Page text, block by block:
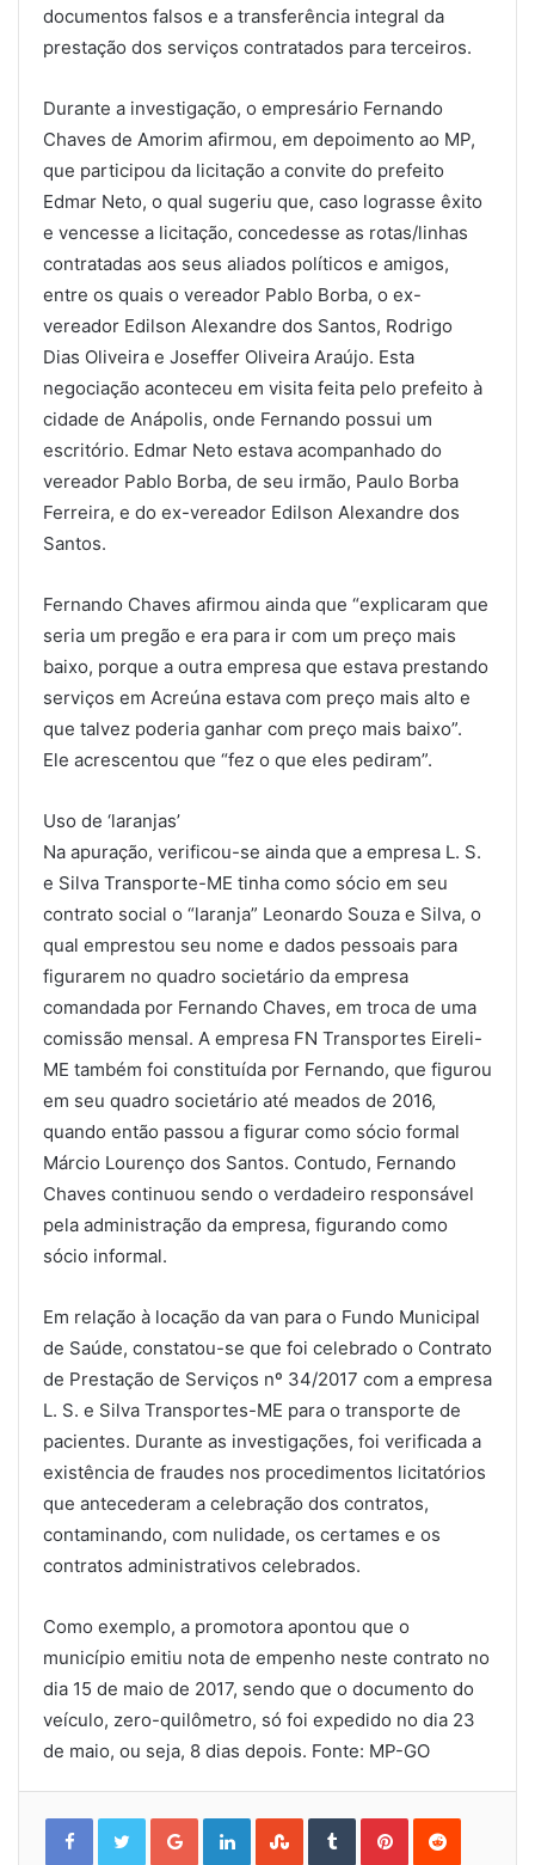
documentos falsos e a transferência integral da
prestação dos serviços contratados para terceiros.
Durante a investigação, o empresário Fernando
Chaves de Amorim afirmou, em depoimento ao MP,
que participou da licitação a convite do prefeito
Edmar Neto, o qual sugeriu que, caso lograsse êxito
e vencesse a licitação, concedesse as rotas/linhas
contratadas aos seus aliados políticos e amigos,
entre os quais o vereador Pablo Borba, o ex-
vereador Edilson Alexandre dos Santos, Rodrigo
Dias Oliveira e Joseffer Oliveira Araújo. Esta
negociação aconteceu em visita feita pelo prefeito à
cidade de Anápolis, onde Fernando possui um
escritório. Edmar Neto estava acompanhado do
vereador Pablo Borba, de seu irmão, Paulo Borba
Ferreira, e do ex-vereador Edilson Alexandre dos
Santos.
Fernando Chaves afirmou ainda que “explicaram que
seria um pregão e era para ir com um preço mais
baixo, porque a outra empresa que estava prestando
serviços em Acreúna estava com preço mais alto e
que talvez poderia ganhar com preço mais baixo”.
Ele acrescentou que “fez o que eles pediram”.
Uso de ‘laranjas’
Na apuração, verificou-se ainda que a empresa L. S.
e Silva Transporte-ME tinha como sócio em seu
contrato social o “laranja” Leonardo Souza e Silva, o
qual emprestou seu nome e dados pessoais para
figurarem no quadro societário da empresa
comandada por Fernando Chaves, em troca de uma
comissão mensal. A empresa FN Transportes Eireli-
ME também foi constituída por Fernando, que figurou
em seu quadro societário até meados de 2016,
quando então passou a figurar como sócio formal
Márcio Lourenço dos Santos. Contudo, Fernando
Chaves continuou sendo o verdadeiro responsável
pela administração da empresa, figurando como
sócio informal.
Em relação à locação da van para o Fundo Municipal
de Saúde, constatou-se que foi celebrado o Contrato
de Prestação de Serviços nº 34/2017 com a empresa
L. S. e Silva Transportes-ME para o transporte de
pacientes. Durante as investigações, foi verificada a
existência de fraudes nos procedimentos licitatórios
que antecederam a celebração dos contratos,
contaminando, com nulidade, os certames e os
contratos administrativos celebrados.
Como exemplo, a promotora apontou que o
município emitiu nota de empenho neste contrato no
dia 15 de maio de 2017, sendo que o documento do
veículo, zero-quilômetro, só foi expedido no dia 23
de maio, ou seja, 8 dias depois. Fonte: MP-GO
Google+LinkedInStumbleUpon
TumblrPinterestReddit